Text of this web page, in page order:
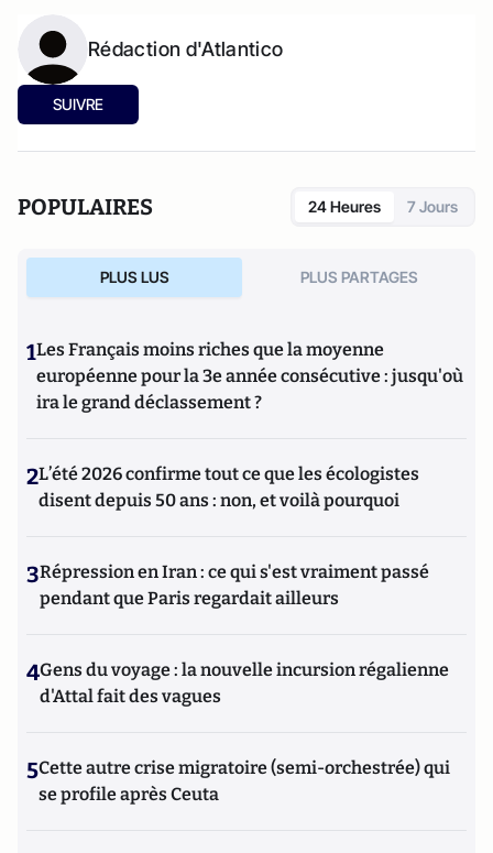
Rédaction d'Atlantico
SUIVRE
POPULAIRES 24 Heures 7 Jours
PLUS LUS PLUS PARTAGES
1Les Français moins riches que la moyenne
européenne pour la 3e année consécutive : jusqu'où
ira le grand déclassement ?
2L’été 2026 confirme tout ce que les écologistes
disent depuis 50 ans : non, et voilà pourquoi
3Répression en Iran : ce qui s'est vraiment passé
pendant que Paris regardait ailleurs
4Gens du voyage : la nouvelle incursion régalienne
d'Attal fait des vagues
5Cette autre crise migratoire (semi-orchestrée) qui
se profile après Ceuta